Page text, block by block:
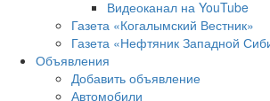
Видеоканал на YouTube
Газета «Когалымский Вестник»
Газета «Нефтяник Западной
Объявления
Добавить объявление
Автомобили